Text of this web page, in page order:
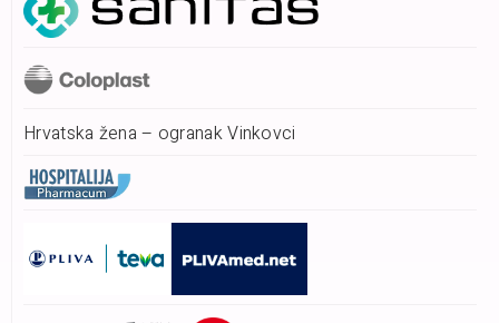
Hrvatska žena – ogranak Vinkovci